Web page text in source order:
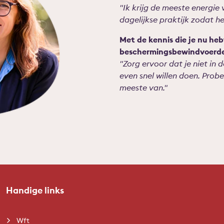
"Ik krijg de meeste energie
dagelijkse praktijk zodat
Met de kennis die je nu
"Zorg ervoor dat je niet in
even snel willen doen.
meeste van."
Handige links
Wft